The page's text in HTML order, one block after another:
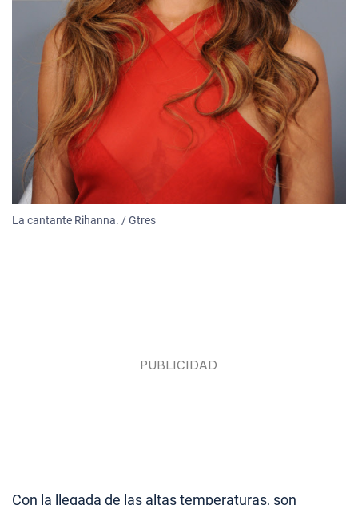
La cantante Rihanna. / Gtres
Con la llegada de las altas temperaturas, son